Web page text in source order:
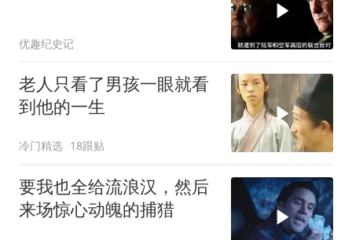
优趣纪史记
老人只看了男孩一眼就看
到他的一生
冷门精选 18跟贴
要我也全给流浪汉，然后
来场惊心动魄的捕猎